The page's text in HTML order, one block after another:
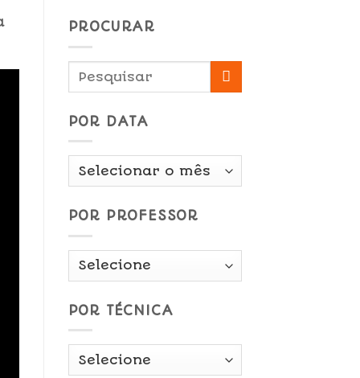
PROCURAR
POR DATA
Por
POR PROFESSOR
POR TÉCNICA